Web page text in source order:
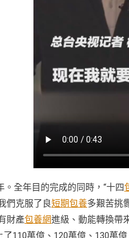
。全年目的完成的同時，“十四
們克服了良短期包養多艱苦挑
財產包養網進級、動能轉換帶
了110萬億、120萬億、130萬